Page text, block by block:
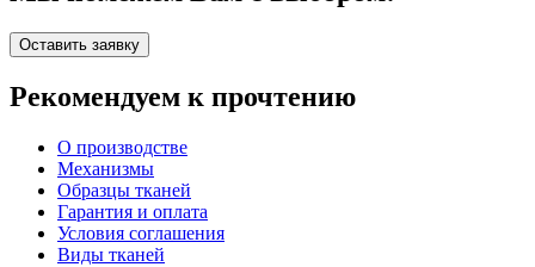
Оставить заявку
Рекомендуем к прочтению
О производстве
Механизмы
Образцы тканей
Гарантия и оплата
Условия соглашения
Виды тканей